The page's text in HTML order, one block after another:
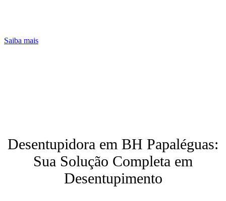
Saiba mais
Desentupidora em BH Papaléguas:
Sua Solução Completa em
Desentupimento